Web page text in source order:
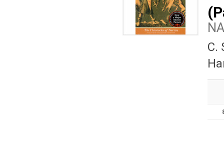
C.